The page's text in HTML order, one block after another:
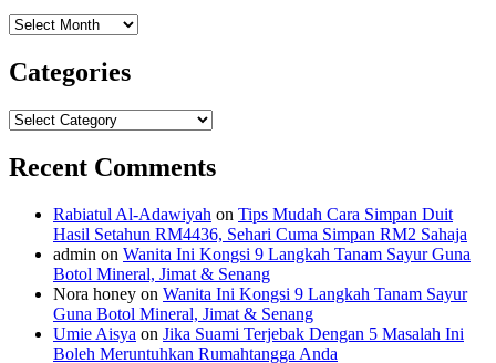
Archives
Categories
Categories
Recent Comments
Rabiatul Al-Adawiyah on Tips Mudah Cara Simpan Duit
Hasil Setahun RM4436, Sehari Cuma Simpan RM2 Sahaja
admin on Wanita Ini Kongsi 9 Langkah Tanam Sayur Guna
Botol Mineral, Jimat & Senang
Nora honey on Wanita Ini Kongsi 9 Langkah Tanam Sayur
Guna Botol Mineral, Jimat & Senang
Umie Aisya on Jika Suami Terjebak Dengan 5 Masalah Ini
Boleh Meruntuhkan Rumahtangga Anda